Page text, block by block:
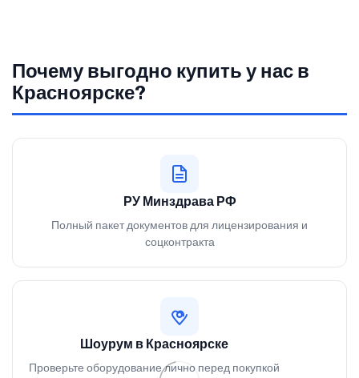
Почему выгодно купить у нас в
Красноярске?
РУ Минздрава РФ
Полный пакет документов для лицензирования и
соцконтракта
Шоурум в Красноярске
Проверьте оборудование лично перед покупкой